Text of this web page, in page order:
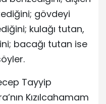
gövdeyi
kulağı tutan,
bacağı tutan ise
Tayyip
Kızılcahamam